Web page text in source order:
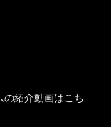
の紹介動画はこち